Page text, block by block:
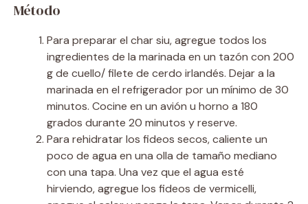
Método
Para preparar el char siu, agregue todos los
ingredientes de la marinada en un tazón con 200
g de cuello/ filete de cerdo irlandés. Dejar a la
marinada en el refrigerador por un mínimo de 30
minutos. Cocine en un avión u horno a 180
grados durante 20 minutos y reserve.
Para rehidratar los fideos secos, caliente un
poco de agua en una olla de tamaño mediano
con una tapa. Una vez que el agua esté
hirviendo, agregue los fideos de vermicelli,